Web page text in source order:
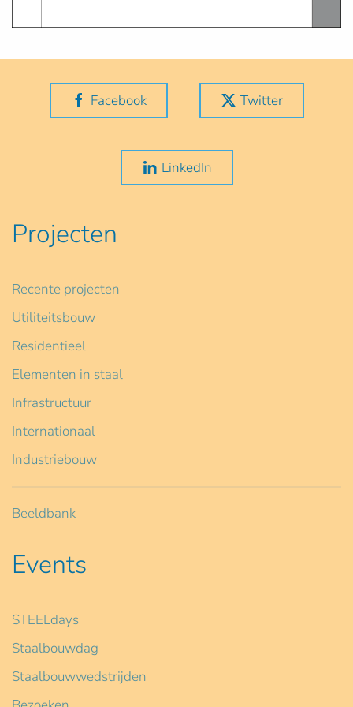
Facebook Twitter
LinkedIn
Projecten
Recente projecten
Utiliteitsbouw
Residentieel
Elementen in staal
Infrastructuur
Internationaal
Industriebouw
Beeldbank
Events
STEELdays
Staalbouwdag
Staalbouwwedstrijden